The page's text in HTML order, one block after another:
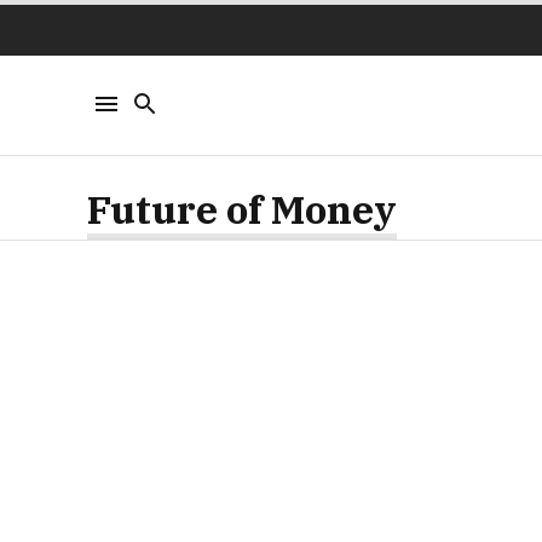
Future of Money